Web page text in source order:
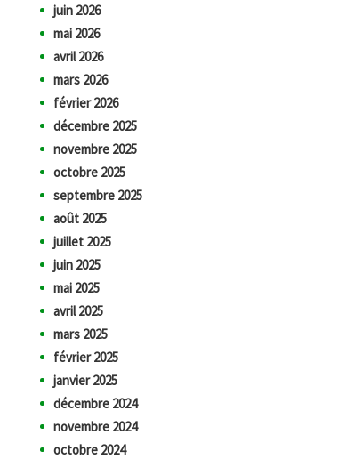
juin 2026
mai 2026
avril 2026
mars 2026
février 2026
décembre 2025
novembre 2025
octobre 2025
septembre 2025
août 2025
juillet 2025
juin 2025
mai 2025
avril 2025
mars 2025
février 2025
janvier 2025
décembre 2024
novembre 2024
octobre 2024